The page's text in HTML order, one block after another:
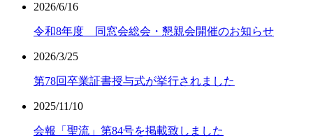
2026/6/16
令和8年度 同窓会総会・懇親会開催のお知らせ
2026/3/25
第78回卒業証書授与式が挙行されました
2025/11/10
会報「聖流」第84号を掲載致しました